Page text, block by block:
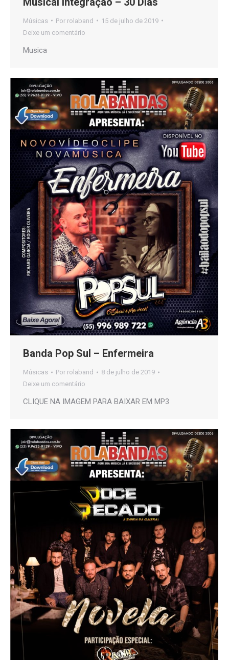
Músicas Por rolaband
15 de julho de 2019
Deixe um comentário
Musica
Banda Pop Sul – Enfermeira
Músicas Por rolaband
8 de julho de 2019
Deixe um comentário
CLIQUE NA IMAGEM PARA BAIXAR EM MP3